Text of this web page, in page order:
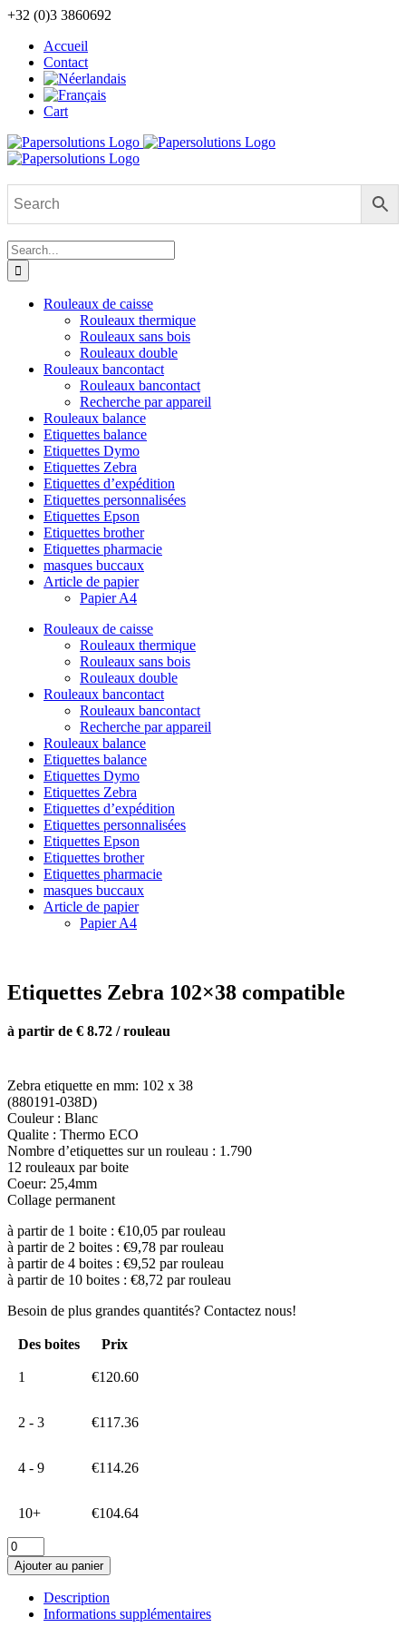
Skip
content
+32 (0)3 3860692
Accueil
Contact
Cart
Search
for:
Rouleaux de caisse
Rouleaux thermique
Rouleaux sans bois
Rouleaux double
Rouleaux bancontact
Rouleaux bancontact
Recherche par appareil
Rouleaux balance
Etiquettes balance
Etiquettes Dymo
Etiquettes Zebra
Etiquettes d’expédition
Etiquettes personnalisées
Etiquettes Epson
Etiquettes brother
Etiquettes pharmacie
masques buccaux
Article de papier
Papier A4
Rouleaux de caisse
Rouleaux thermique
Rouleaux sans bois
Rouleaux double
Rouleaux bancontact
Rouleaux bancontact
Recherche par appareil
Rouleaux balance
Etiquettes balance
Etiquettes Dymo
Etiquettes Zebra
Etiquettes d’expédition
Etiquettes personnalisées
Etiquettes Epson
Etiquettes brother
Etiquettes pharmacie
masques buccaux
Article de papier
Papier A4
Etiquettes Zebra 102×38 compatible
à partir de € 8.72 / rouleau
Zebra etiquette en mm: 102 x 38
(880191-038D)
Couleur : Blanc
Qualite : Thermo ECO
Nombre d’etiquettes sur un rouleau : 1.790
12 rouleaux par boite
Coeur: 25,4mm
Collage permanent
à partir de 1 boite : €10,05 par rouleau
à partir de 2 boites : €9,78 par rouleau
à partir de 4 boites : €9,52 par rouleau
à partir de 10 boites : €8,72 par rouleau
Besoin de plus grandes quantités? Contactez nous!
Des boites Prix
1 €120.60
2 - 3 €117.36
4 - 9 €114.26
10+ €104.64
quantité
de
Etiquettes
Zebra
102x38
Ajouter au panier
Description
Informations supplémentaires